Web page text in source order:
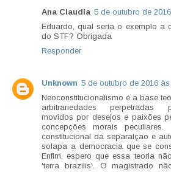
Ana Claudia 5 de outubro de
Eduardo, qual seria o exemplo a
do STF? Obrigada
Responder
Unknown 5 de outubro de 2016 às
Neoconstitucionalismo é a base
arbitrariedades perpetradas
movidos por desejos e paixões
concepções morais
constitucional da separalçao e
solapa a democracia que se
Enfim, espero que essa teoria
'terra brazilis'. O magistrado